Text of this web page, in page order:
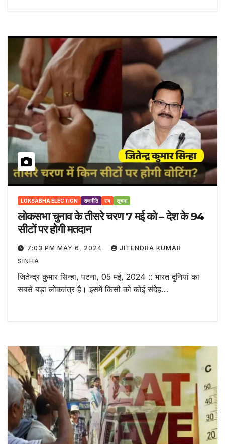
LOKSABHA ELECTION राजनीति राय सूचना
लोकसभा चुनाव के तीसरे चरण 7 मई को – देश के 94
सीटों पर होगी मतदान
7:03 PM MAY 6, 2024
JITENDRA KUMAR
SINHA
जितेन्द्र कुमार सिन्हा, पटना, 05 मई, 2024 :: भारत दुनियां का
सबसे बड़ा लोकतंत्र है। इसमें किसी को कोई संदेह…